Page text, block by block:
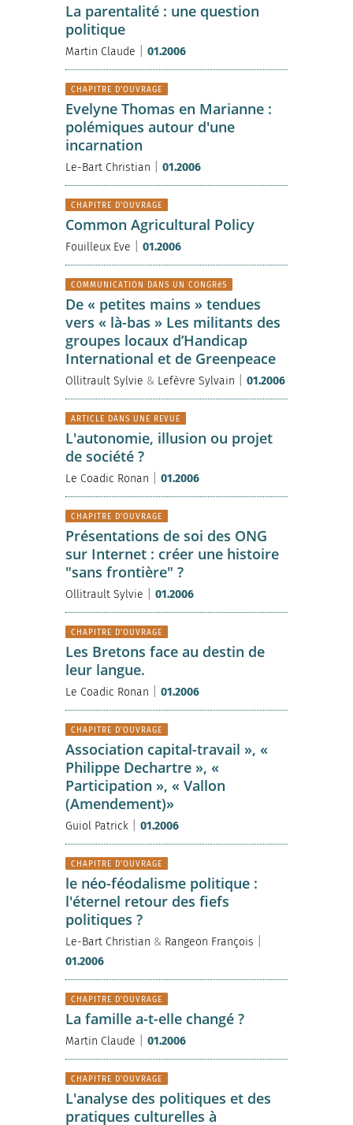
La parentalité : une question
politique
Martin Claude 01.2006
CHAPITRE D'OUVRAGE
Evelyne Thomas en Marianne :
polémiques autour d'une
incarnation
Le-Bart Christian 01.2006
CHAPITRE D'OUVRAGE
Common Agricultural Policy
Fouilleux Eve 01.2006
COMMUNICATION DANS UN CONGRèS
De « petites mains » tendues
vers « là-bas » Les militants des
groupes locaux d’Handicap
International et de Greenpeace
Ollitrault Sylvie & Lefèvre Sylvain 01.2006
ARTICLE DANS UNE REVUE
L'autonomie, illusion ou projet
de société ?
Le Coadic Ronan 01.2006
CHAPITRE D'OUVRAGE
Présentations de soi des ONG
sur Internet : créer une histoire
"sans frontière" ?
Ollitrault Sylvie 01.2006
CHAPITRE D'OUVRAGE
Les Bretons face au destin de
leur langue.
Le Coadic Ronan 01.2006
CHAPITRE D'OUVRAGE
Association capital-travail », «
Philippe Dechartre », «
Participation », « Vallon
(Amendement)»
Guiol Patrick 01.2006
CHAPITRE D'OUVRAGE
le néo-féodalisme politique :
l'éternel retour des fiefs
politiques ?
Le-Bart Christian & Rangeon François
01.2006
CHAPITRE D'OUVRAGE
La famille a-t-elle changé ?
Martin Claude 01.2006
CHAPITRE D'OUVRAGE
L'analyse des politiques et des
pratiques culturelles à